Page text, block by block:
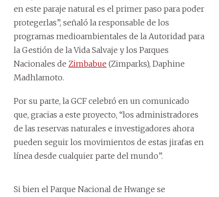
en este paraje natural es el primer paso para poder
protegerlas”, señaló la responsable de los
programas medioambientales de la Autoridad para
la Gestión de la Vida Salvaje y los Parques
Nacionales de Zimbabue (Zimparks), Daphine
Madhlamoto.
Por su parte, la GCF celebró en un comunicado
que, gracias a este proyecto, “los administradores
de las reservas naturales e investigadores ahora
pueden seguir los movimientos de estas jirafas en
línea desde cualquier parte del mundo”.
Si bien el Parque Nacional de Hwange se